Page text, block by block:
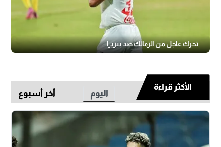
تحرك عاجل من الزمالك ضد بيزيرا
الأكثر قراءة
اليوم أخر أسبوع